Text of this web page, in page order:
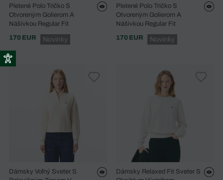
Pletené Polo Tričko S
Otvoreným Golierom A
Nášivkou Regular Fit
170 EUR
Novinky
Pletené Polo Tričko S
Otvoreným Golierom A
Nášivkou Regular Fit
170 EUR
Novinky
Dámsky Voľný Sveter S
Dámsky Relaxed Fit Sveter S